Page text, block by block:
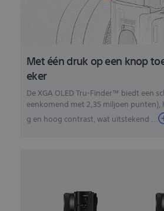
Met één druk op een knop
eker
De XGA OLED Tru-Finder™ biedt een
eenkomend met 2,35 miljoen
g en hoog contrast, wat uitstekend ...